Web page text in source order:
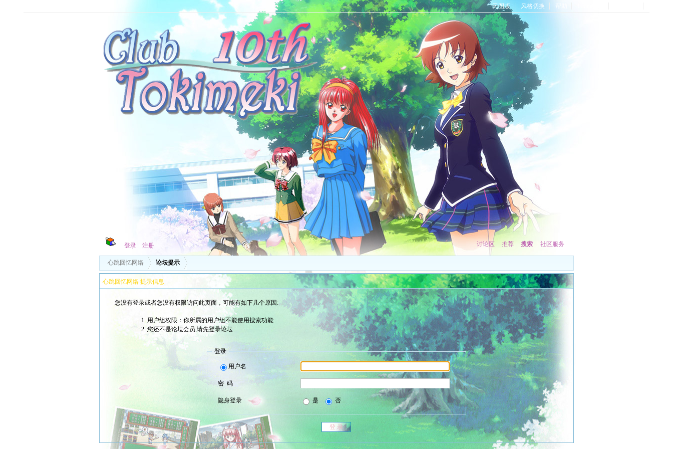
无图版 风格切换 帮助
登录 注册 讨论区 推荐 搜索 社区服务
心跳回忆网络 论坛提示
心跳回忆网络 提示信息
您没有登录或者您没有权限访问此页面，可能有如下几个原因:
用户组权限：你所属的用户组不能使用搜索功能
您还不是论坛会员,请先登录论坛
登录
用户名
密 码
隐身登录 是 否